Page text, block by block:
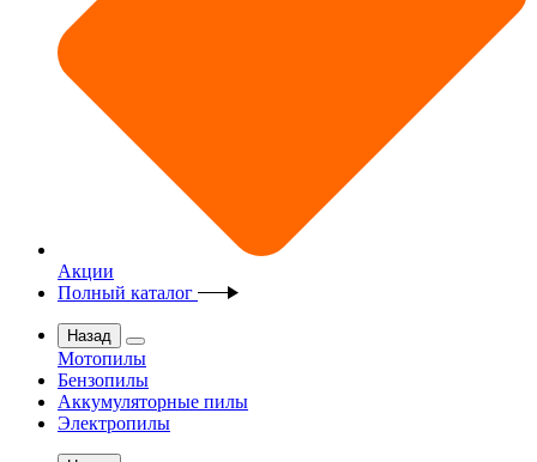
Акции
Полный каталог
Назад
Мотопилы
Бензопилы
Аккумуляторные пилы
Электропилы